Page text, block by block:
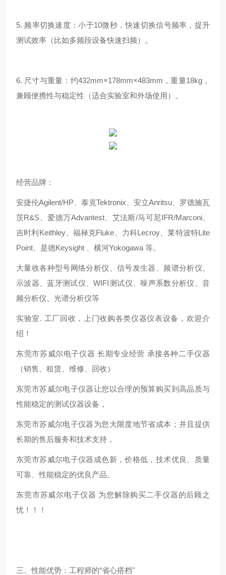
5. 频率切换速度：小于10微秒，快速切换信号频率，提升
测试效率（比如多频段设备快速扫频）。
6. 尺寸与重量：约432mm×178mm×483mm，重量18kg，
兼顾便携性与稳定性（适合实验室和外场使用）。
经营品牌：
安捷伦Agilent/HP、泰克Tektronix、安立Anritsu、罗德施瓦
茨R&S、爱德万Advantest、艾法斯/马可尼IFR/Marconi、
吉时利Keithley、福禄克Fluke、力科Lecroy、莱特波特Lite
Point、是德Keysight 、横河Yokogawa 等。
大量收各种型号网络分析仪、信号发生器、频谱分析仪、
示波器、蓝牙测试仪、WIFI测试仪、噪声系数分析仪、音
频分析仪、光谱分析仪等
实验室. 工厂回收，上门收购各类仪器仪表设备，欢迎介
绍！
东莞市苏威尔电子仪器 长期专业经营 承接各种二手仪器
（销售、租赁、维修、回收）
东莞市苏威尔电子仪器让您以合理的预算购买到高品质与
性能稳定的测试仪器设备，
东莞市苏威尔电子仪器为您大限度地节省成本；并且提供
长期的售后服务和技术支持，
东莞市苏威尔电子仪器成色新，价格低，技术优良、质量
可靠、性能稳定的优良产品。
东莞市苏威尔电子仪器 为您解除购买二手仪器的后顾之
忧！！！
三、性能优势：工程师的“省心搭档"